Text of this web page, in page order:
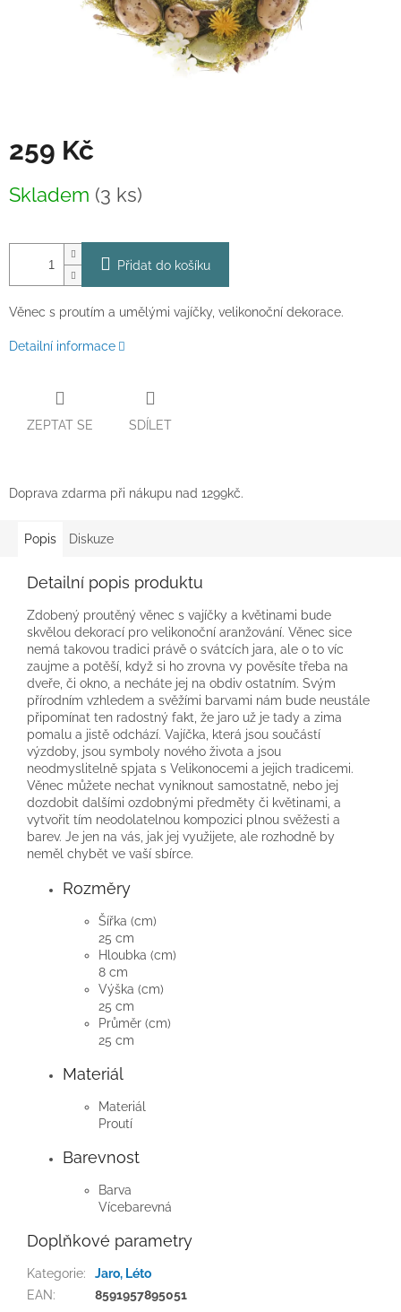
259 Kč
cena:
Skladem (3 ks)
Přidat do košíku
Věnec s proutím a umělými vajíčky, velikonoční dekorace.
Detailní informace
ZEPTAT SE SDÍLET
Doprava zdarma při nákupu nad 1299kč.
Popis Diskuze
Detailní popis produktu
Zdobený proutěný věnec s vajíčky a květinami bude
skvělou dekorací pro velikonoční aranžování. Věnec sice
nemá takovou tradici právě o svátcích jara, ale o to víc
zaujme a potěší, když si ho zrovna vy pověsíte třeba na
dveře, či okno, a necháte jej na obdiv ostatním. Svým
přírodním vzhledem a svěžími barvami nám bude neustále
připomínat ten radostný fakt, že jaro už je tady a zima
pomalu a jistě odchází. Vajíčka, která jsou součástí
výzdoby, jsou symboly nového života a jsou
neodmyslitelně spjata s Velikonocemi a jejich tradicemi.
Věnec můžete nechat vyniknout samostatně, nebo jej
dozdobit dalšími ozdobnými předměty či květinami, a
vytvořit tím neodolatelnou kompozici plnou svěžesti a
barev. Je jen na vás, jak jej využijete, ale rozhodně by
neměl chybět ve vaší sbírce.
Rozměry
Šířka (cm)
25 cm
Hloubka (cm)
8 cm
Výška (cm)
25 cm
Průměr (cm)
25 cm
Materiál
Materiál
Proutí
Barevnost
Barva
Vícebarevná
Doplňkové parametry
Kategorie:
Jaro, Léto
EAN: 8591957895051